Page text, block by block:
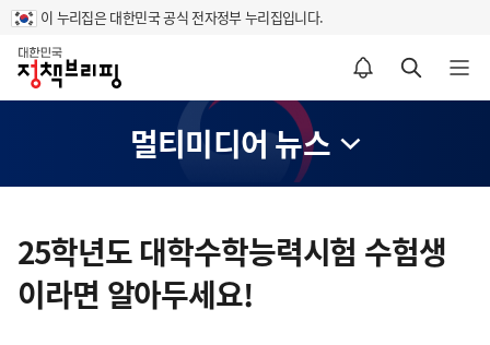
이 누리집은 대한민국 공식 전자정부 누리집입니다.
홈
알림설정 바로가기 검색 바로가기 메뉴 열기
멀티미디어 뉴스
텐
츠
영
25학년도 대학수학능력시험 수험생
이라면 알아두세요!